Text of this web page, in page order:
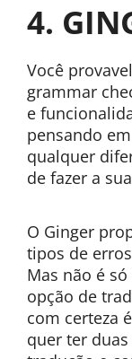
4.
Você
grammar
e
pensando
qualquer
de fazer a
O Ginger
tipos de
Mas não é
opção de
com certeza
quer ter